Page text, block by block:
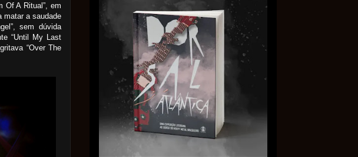
Of A Ritual”, em
matar a saudade
sem dúvida
“Until My Last
“Over The